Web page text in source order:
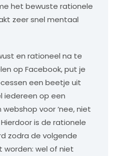
het bewuste rationele
zeer snel mentaal
en rationeel na te
op Facebook, put je
een beetje uit
iedereen op een
voor ‘nee, niet
is de rationele
zodra de volgende
wel of niet